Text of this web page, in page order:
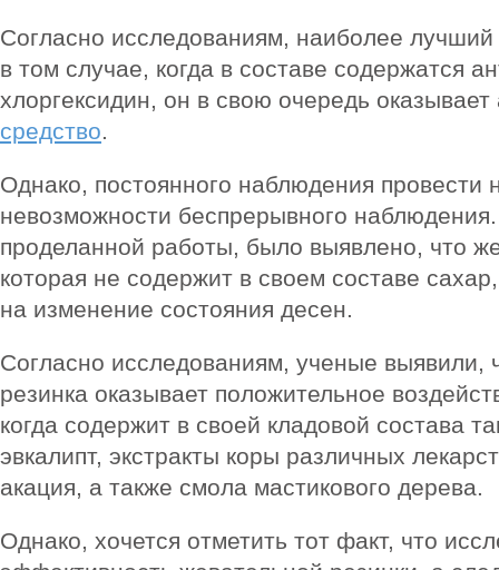
Согласно исследованиям, наиболее лучший
в том случае, когда в составе содержатся
хлоргексидин, он в свою очередь
средство.
Однако, постоянного наблюдения провести
невозможности беспрерывного
проделанной работы, было выявлено, что
которая не содержит в своем составе
на изменение состояния десен.
Согласно исследованиям, ученые выявили,
резинка оказывает положительное
когда содержит в своей кладовой состава
эвкалипт, экстракты коры различных
акация, а также смола мастикового дерева.
Однако, хочется отметить тот факт, что